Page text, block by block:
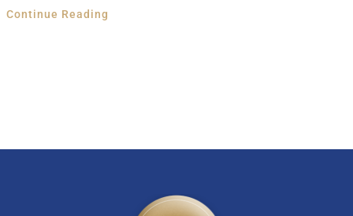
Continue Reading